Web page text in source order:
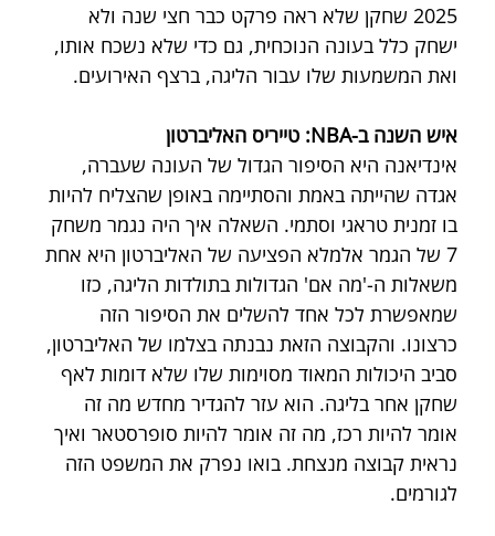
2025 שחקן שלא ראה פרקט כבר חצי שנה ולא
ישחק כלל בעונה הנוכחית, גם כדי שלא נשכח אותו,
ואת המשמעות שלו עבור הליגה, ברצף האירועים.
איש השנה ב-NBA: טייריס האליברטון
אינדיאנה היא הסיפור הגדול של העונה שעברה,
אגדה שהייתה באמת והסתיימה באופן שהצליח להיות
בו זמנית טראגי וסתמי. השאלה איך היה נגמר משחק
7 של הגמר אלמלא הפציעה של האליברטון היא אחת
משאלות ה-'מה אם' הגדולות בתולדות הליגה, כזו
שמאפשרת לכל אחד להשלים את הסיפור הזה
כרצונו. והקבוצה הזאת נבנתה בצלמו של האליברטון,
סביב היכולות המאוד מסוימות שלו שלא דומות לאף
שחקן אחר בליגה. הוא עזר להגדיר מחדש מה זה
אומר להיות רכז, מה זה אומר להיות סופרסטאר ואיך
נראית קבוצה מנצחת. בואו נפרק את המשפט הזה
לגורמים.